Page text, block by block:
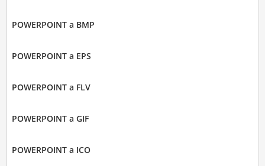
POWERPOINT a BMP
POWERPOINT a EPS
POWERPOINT a FLV
POWERPOINT a GIF
POWERPOINT a ICO